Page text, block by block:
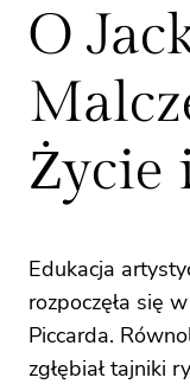
O
Życie
Edukacja
rozpoczęła się
Piccarda.
zgłębiał tajniki